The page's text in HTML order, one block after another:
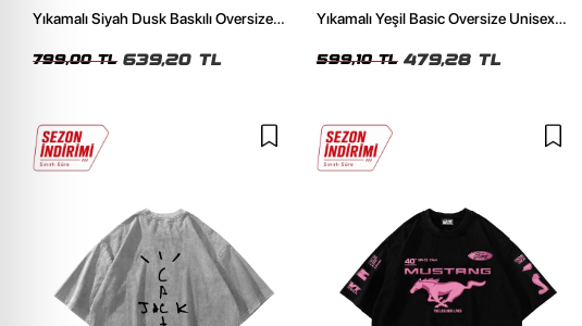
Yıkamalı Siyah Dusk Baskılı Oversize
799,00 TL 639,20 TL
Yıkamalı Yeşil Basic Oversize Unisex
599,10 TL 479,28 TL